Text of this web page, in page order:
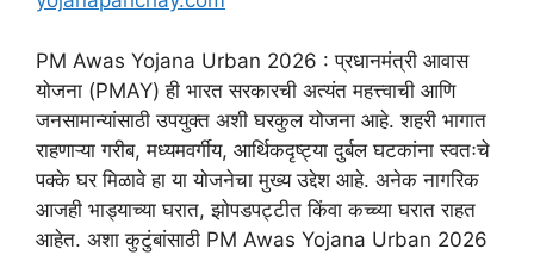
PM Awas Yojana Urban 2026 : प्रधानमंत्री आवास
योजना (PMAY) ही भारत सरकारची अत्यंत महत्त्वाची आणि
जनसामान्यांसाठी उपयुक्त अशी घरकुल योजना आहे. शहरी भागात
राहणाऱ्या गरीब, मध्यमवर्गीय, आर्थिकदृष्ट्या दुर्बल घटकांना स्वतःचे
पक्के घर मिळावे हा या योजनेचा मुख्य उद्देश आहे. अनेक नागरिक
आजही भाड्याच्या घरात, झोपडपट्टीत किंवा कच्च्या घरात राहत
आहेत. अशा कुटुंबांसाठी PM Awas Yojana Urban 2026